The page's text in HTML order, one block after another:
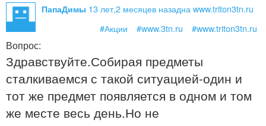
ПапаДимы 13 лет,2 месяцев назадна www.triton3tn.ru
#Акции
#www.3tn.ru #www.triton3tn.ru
Вопрос:
Здравствуйте.Собирая предметы
сталкиваемся с такой ситуацией-один и
тот же предмет появляется в одном и том
же месте весь день.Но не